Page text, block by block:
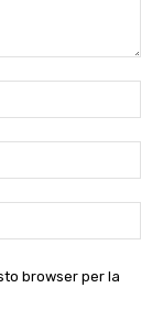
browser per la